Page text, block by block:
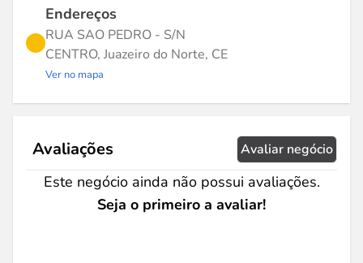
Endereços
RUA SAO PEDRO - S/N
CENTRO, Juazeiro do Norte, CE
Ver no mapa
Avaliações Avaliar negócio
Este negócio ainda não possui avaliações.
Seja o primeiro a avaliar!